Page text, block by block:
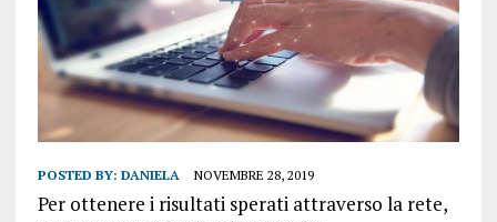
POSTED BY: DANIELA NOVEMBRE 28, 2019
Per ottenere i risultati sperati attraverso la rete,